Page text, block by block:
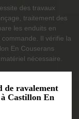
des travaux
traitement des
les enduits en
Il vérifie la
En Couserans
nécessaire.
de ravalement
Castillon En